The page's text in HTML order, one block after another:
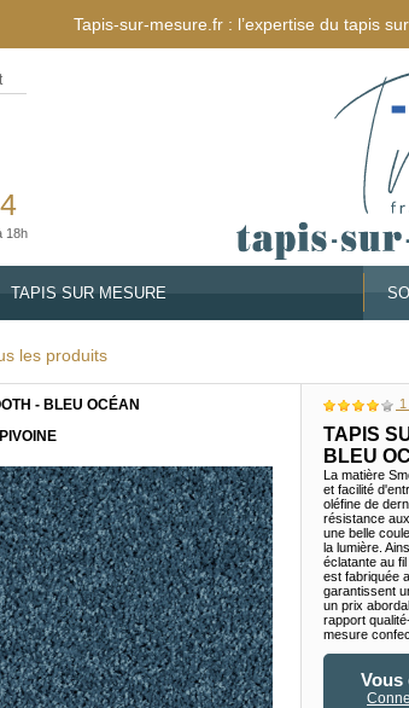
Tapis-sur-mesure.fr : l’expertise du tapis
18h
TAPIS SUR MESURE
les produits
- BLEU OCÉAN 1
TAPIS
BLEU
La matière
et facilité
oléfine de
résistance
une belle
la lumière.
éclatante au
est fabriquée
garantissent
un prix
rapport
mesure
Vous